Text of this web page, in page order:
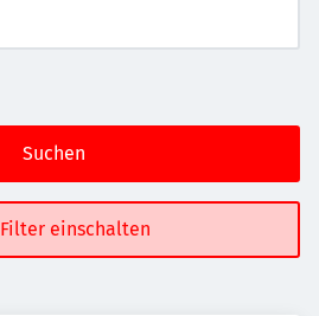
Suchen
Filter einschalten